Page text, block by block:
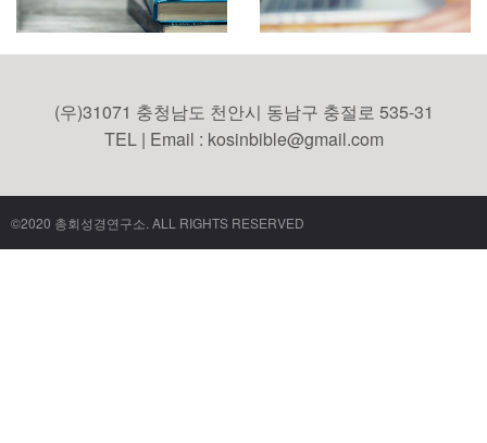
(우)31071 충청남도 천안시 동남구 충절로 535-31
TEL | Email : kosinbible@gmail.com
©2020 총회성경연구소. ALL RIGHTS RESERVED